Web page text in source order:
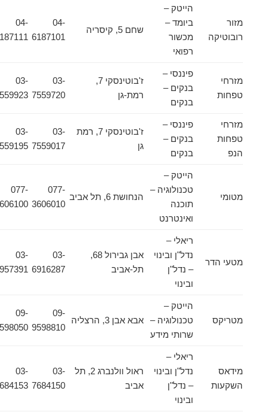
רובוטיקה
הייטק –
ביומד –
מכשור
רפואי
שחם 5, קיסריה
6187101
6187111
מזרחי
טפחות
פיננסי –
בנקים –
בנקים
ז'בוטינסקי 7,
רמת-גן
7559720
7559923
מזרחי
טפחות
פיננסי –
בנקים –
בנקים
ז'בוטינסקי 7, רמת
03-
7559017
7559195
מטומי
הייטק –
טכנולוגיה –
תוכנה
ואינטרנט
הנחושת 6, תל אביב
077-
3606010
077-
3606100
מטעי הדר
ריאלי –
נדל"ן ובינוי
– נדל"ן
ובינוי
אבן גבירול 68,
תל-אביב
6916287
6957391
מטריקס
הייטק –
טכנולוגיה –
שרותי מידע
אבא אבן 3, הרצליה
9598810
9598050
מידאס
השקעות
ריאלי –
נדל"ן ובינוי
– נדל"ן
ובינוי
ראול וולנברג 2, תל
אביב
03-
7684150
7684153